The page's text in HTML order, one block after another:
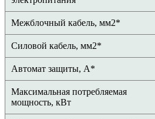
Межблочный кабель, мм2*
Силовой кабель, мм2*
Автомат защиты, А*
Максимальная потребляемая
мощность, кВт